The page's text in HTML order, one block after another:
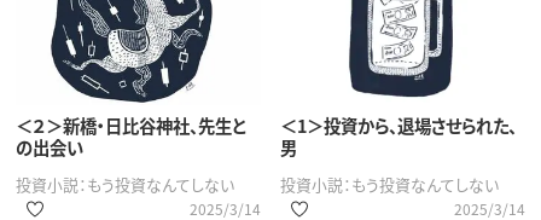
＜２＞新橋・日比谷神社、先生と
の出会い
投資小説：もう投資なんてしない
2025/3/14
＜1＞投資から、退場させられた、
男
投資小説：もう投資なんてしない
2025/3/14